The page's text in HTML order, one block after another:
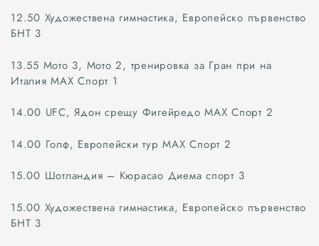
12.50 Художествена гимнастика, Европейско първенство
БНТ 3
13.55 Мото 3, Мото 2, тренировка за Гран при на
Италия МАХ Спорт 1
14.00 UFC, Ядон срещу Фигейредо МАХ Спорт 2
14.00 Голф, Европейски тур МАХ Спорт 2
15.00 Шотландия – Кюрасао Диема спорт 3
15.00 Художествена гимнастика, Европейско първенство
БНТ 3